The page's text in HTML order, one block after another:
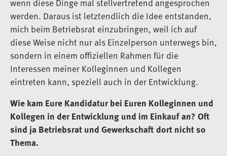
wenn diese Dinge mal stellvertretend angesprochen
werden. Daraus ist letztendlich die Idee entstanden,
mich beim Betriebsrat einzubringen, weil ich auf
diese Weise nicht nur als Einzelperson unterwegs bin,
sondern in einem offiziellen Rahmen für die
Interessen meiner Kolleginnen und Kollegen
eintreten kann, speziell auch in der Entwicklung.
Wie kam Eure Kandidatur bei Euren Kolleginnen und
Kollegen in der Entwicklung und im Einkauf an? Oft
sind ja Betriebsrat und Gewerkschaft dort nicht so
Thema.